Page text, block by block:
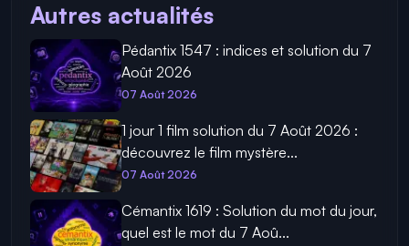
Autres actualités
Pédantix 1547 : indices et solution du 7
Août 2026
07 Août 2026
1 jour 1 film solution du 7 Août 2026 :
découvrez le film mystère...
07 Août 2026
Cémantix 1619 : Solution du mot du jour,
quel est le mot du 7 Aoû...